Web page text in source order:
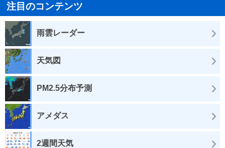
注目のコンテンツ
雨雲レーダー
天気図
PM2.5分布予測
アメダス
2週間天気